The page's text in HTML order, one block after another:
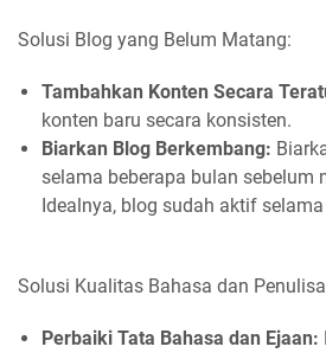
Solusi Blog yang Belum Matang:
Tambahkan Konten Secara
konten baru secara konsisten.
Biarkan Blog Berkembang:
selama beberapa bulan sebelum
Idealnya, blog sudah aktif
Solusi Kualitas Bahasa dan
Perbaiki Tata Bahasa dan Ejaan: